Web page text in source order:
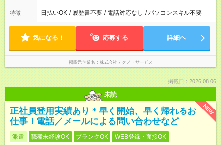
特徴 日払いOK / 履歴書不要 / 電話対応なし / パソコンスキル不要
気になる！ 応募する 詳細へ
掲載元企業名 株式会社テクノ・サービス
掲載日：2026.08.06
未読
NEW
正社員登用実績あり＊早く開始、早く帰れるお
仕事！電話／メールによる問い合わせなど
派遣 職種未経験OK ブランクOK WEB登録・面接OK